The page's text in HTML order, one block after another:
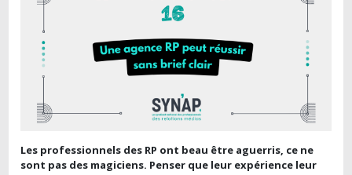
Les professionnels des RP ont beau être aguerris, ce ne
sont pas des magiciens. Penser que leur expérience leur